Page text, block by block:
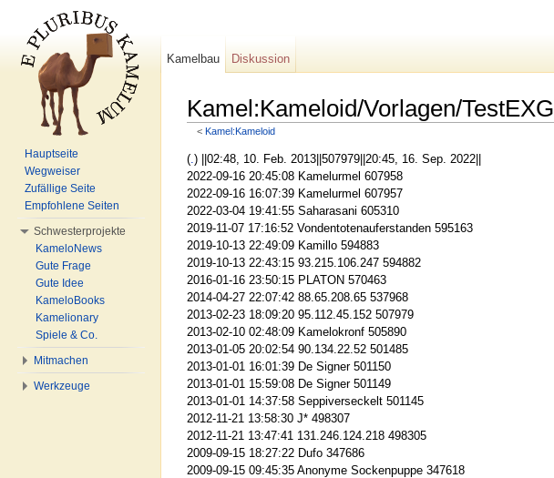
Kamel:Kameloid/Vorlagen/TestEXG
< Kamel:Kameloid
( ) ||02:48, 10. Feb. 2013||507979||20:45, 16. Sep. 2022||
2022-09-16 20:45:08 Kamelurmel 607958
2022-09-16 16:07:39 Kamelurmel 607957
2022-03-04 19:41:55 Saharasani 605310
2019-11-07 17:16:52 Vondentotenauferstanden 595163
2019-10-13 22:49:09 Kamillo 594883
2019-10-13 22:43:15 93.215.106.247 594882
2016-01-16 23:50:15 PLATON 570463
2014-04-27 22:07:42 88.65.208.65 537968
2013-02-23 18:09:20 95.112.45.152 507979
2013-02-10 02:48:09 Kamelokronf 505890
2013-01-05 20:02:54 90.134.22.52 501485
2013-01-01 16:01:39 De Signer 501150
2013-01-01 15:59:08 De Signer 501149
2013-01-01 14:37:58 Seppiverseckelt 501145
2012-11-21 13:58:30 J* 498307
2012-11-21 13:47:41 131.246.124.218 498305
2009-09-15 18:27:22 Dufo 347686
2009-09-15 09:45:35 Anonyme Sockenpuppe 347618
Kamelbau Diskussion
Hauptseite
Wegweiser
Zufällige Seite
Empfohlene Seiten
Schwesterprojekte
KameloNews
Gute Frage
Gute Idee
KameloBooks
Kamelionary
Spiele & Co.
Mitmachen
Werkzeuge